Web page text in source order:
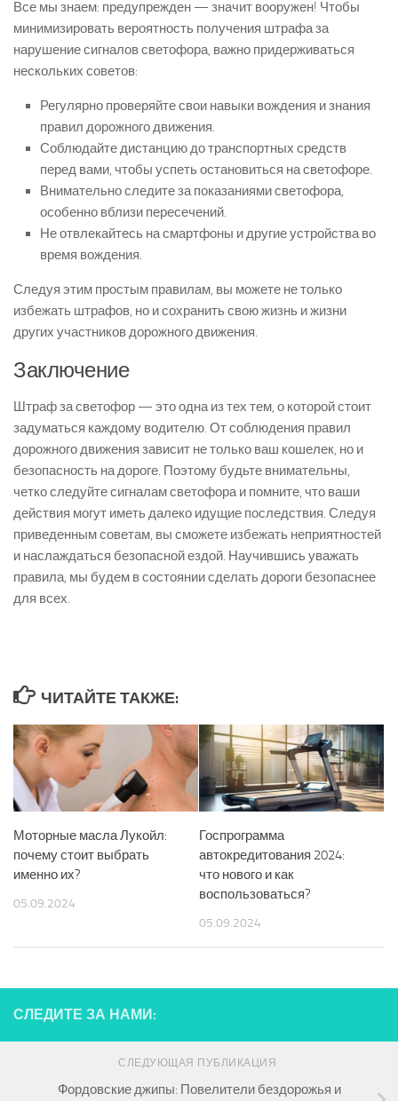
Все мы знаем: предупрежден — значит вооружен! Чтобы
минимизировать вероятность получения штрафа за
нарушение сигналов светофора, важно придерживаться
нескольких советов:
Регулярно проверяйте свои навыки вождения и знания
правил дорожного движения.
Соблюдайте дистанцию до транспортных средств
перед вами, чтобы успеть остановиться на светофоре.
Внимательно следите за показаниями светофора,
особенно вблизи пересечений.
Не отвлекайтесь на смартфоны и другие устройства во
время вождения.
Следуя этим простым правилам, вы можете не только
избежать штрафов, но и сохранить свою жизнь и жизни
других участников дорожного движения.
Заключение
Штраф за светофор — это одна из тех тем, о которой стоит
задуматься каждому водителю. От соблюдения правил
дорожного движения зависит не только ваш кошелек, но и
безопасность на дороге. Поэтому будьте внимательны,
четко следуйте сигналам светофора и помните, что ваши
действия могут иметь далеко идущие последствия. Следуя
приведенным советам, вы сможете избежать неприятностей
и наслаждаться безопасной ездой. Научившись уважать
правила, мы будем в состоянии сделать дороги безопаснее
для всех.
ЧИТАЙТЕ ТАКЖЕ:
Моторные масла Лукойл:
почему стоит выбрать
именно их?
05.09.2024
Госпрограмма
автокредитования 2024:
что нового и как
воспользоваться?
05.09.2024
СЛЕДИТЕ ЗА НАМИ:
СЛЕДУЮЩАЯ ПУБЛИКАЦИЯ
Фордовские джипы: Повелители бездорожья и